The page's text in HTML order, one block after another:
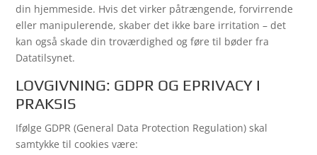
din hjemmeside. Hvis det virker påtrængende, forvirrende
eller manipulerende, skaber det ikke bare irritation – det
kan også skade din troværdighed og føre til bøder fra
Datatilsynet.
LOVGIVNING: GDPR OG EPRIVACY I
PRAKSIS
Ifølge GDPR (General Data Protection Regulation) skal
samtykke til cookies være: